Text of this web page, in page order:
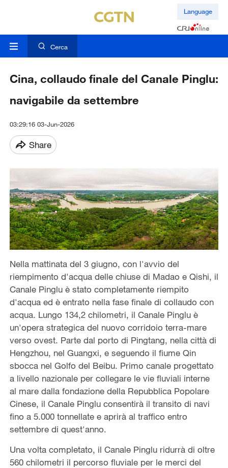
Language
Cerca
Cina, collaudo finale del Canale Pinglu:
navigabile da settembre
03:29:16 03-Jun-2026
Share
Nella mattinata del 3 giugno, con l'avvio del
riempimento d'acqua delle chiuse di Madao e Qishi, il
Canale Pinglu è stato completamente riempito
d'acqua ed è entrato nella fase finale di collaudo con
acqua. Lungo 134,2 chilometri, il Canale Pinglu è
un'opera strategica del nuovo corridoio terra-mare
verso ovest. Parte dal porto di Pingtang, nella città di
Hengzhou, nel Guangxi, e seguendo il fiume Qin
sbocca nel Golfo del Beibu. Primo canale progettato
a livello nazionale per collegare le vie fluviali interne
al mare dalla fondazione della Repubblica Popolare
Cinese, il Canale Pinglu consentirà il transito di navi
fino a 5.000 tonnellate e aprirà al traffico entro
settembre di quest'anno.
Una volta completato, il Canale Pinglu ridurrà di oltre
560 chilometri il percorso fluviale per le merci del